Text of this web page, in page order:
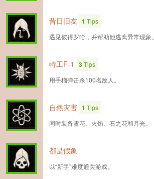
昔日旧友 1 Tips
遇见彼得罗哈，并帮助他逃离异常现象。
特工F-1 3Tips
用手榴弹击杀100名敌人。
自然灾害 1 Tips
同时装备雪花、火焰、石之花和月光。
都是假象
以“新手”难度通关游戏。